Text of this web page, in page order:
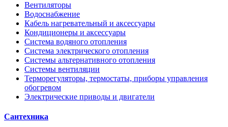
Вентиляторы
Водоснабжение
Кабель нагревательный и аксессуары
Кондиционеры и аксессуары
Система водяного отопления
Система электрического отопления
Системы альтернативного отопления
Системы вентиляции
Терморегуляторы, термостаты, приборы управления
обогревом
Электрические приводы и двигатели
Сантехника